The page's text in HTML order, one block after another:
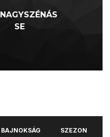
NAGYSZÉNÁS
SE
BAJNOKSÁG SZEZON